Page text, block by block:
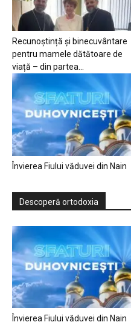
Recunoștință și binecuvântare
pentru mamele dătătoare de
viață – din partea...
Învierea Fiului văduvei din Nain
Descoperă ortodoxia
Învierea Fiului văduvei din Nain